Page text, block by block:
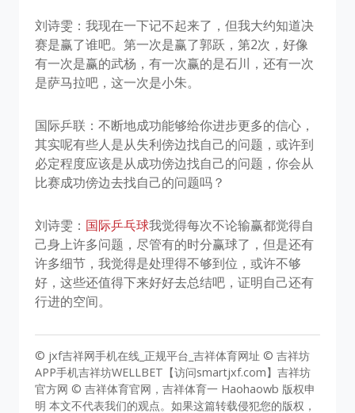
刘诗雯：我现在一下记不起来了，但我大约知道决
赛是赢了谁吧。第一次是赢了郭跃，第2次，好像
有一次是赢的武杨，有一次赢的是石川，还有一次
是萨马拉吧，这一次是小朱。
国际乒联：不断地成功能够给你进步更多的信心，
其实呢有些人是从失利傍边找自己的问题，或许到
必定程度应该是从成功傍边找自己的问题，你会从
比赛成功傍边去找自己的问题吗？
刘诗雯： 国际乒乓球我觉得每次不论输赢都觉得自
己身上许多问题，尽管有的时分赢球了，但是还有
许多细节，我觉得是处理得不够到位，或许不够
好，这些还值得下来好好去总结吧，证明自己还有
行进的空间。
© jxf吉祥网手机在线_正规平台_吉祥体育网址 © 吉祥坊
APP手机吉祥坊WELLBET【访问smartjxf.com】吉祥坊
官方网 © 吉祥体育官网，吉祥体育一 Haohaowb 版权申
明 本文不代表我们的观点。如果这篇转载侵犯您的版权，